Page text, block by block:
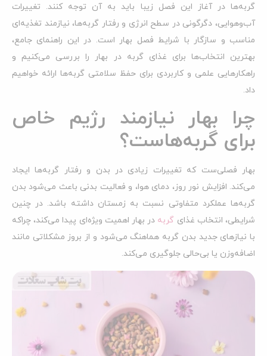
گربه‌ها در آغاز این فصل زیبا باید به آن توجه کنند. تغییرات
آب‌و‌هوایی، دگرگونی در سطح انرژی و رفتار گربه‌ها، نیازمند تغذیه‌ای
مناسب و سازگار با شرایط فصل بهار است. در این راهنمای جامع،
بهترین انتخاب‌ها برای غذای گربه در بهار را بررسی می‌کنیم و
راهکارهایی علمی و کاربردی برای حفظ سلامتی گربه‌ها ارائه خواهیم
داد.
چرا بهار نیازمند رژیم خاص
برای گربه‌هاست؟
بهار فصلی‌ست که تغییرات زیادی در بدن و رفتار گربه‌ها ایجاد
می‌کند. افزایش نور روز، دمای هوا، و فعالیت بدنی باعث می‌شود بدن
گربه‌ها عملکرد متفاوتی نسبت به زمستان داشته باشد. در چنین
شرایطی، انتخاب غذای گربه در بهار اهمیت ویژه‌ای پیدا می‌کند، چراکه
با نیازهای جدید بدن گربه هماهنگ می‌شود و از بروز مشکلاتی مانند
اضافه‌وزن یا بی‌حالی جلوگیری می‌کند.